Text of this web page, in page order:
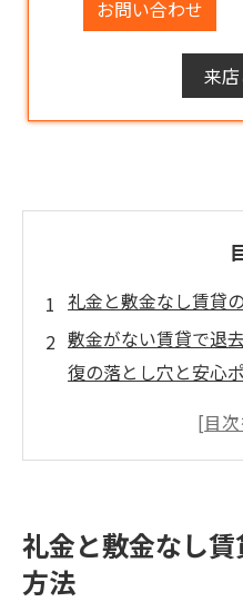
お問い合わせ
来
礼金と敷金なし賃貸
敷金がない賃貸で退
復の落とし穴と安心
礼金や敷金なし物件
り！後悔しない選び
家具家電付きや保証
金なしの賃貸を賢く選
礼金と敷金なし
方法